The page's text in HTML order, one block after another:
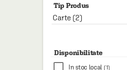
MUZICA
FILM
Tip Produs
Carte (2)
Disponibilitate
In stoc local (1)